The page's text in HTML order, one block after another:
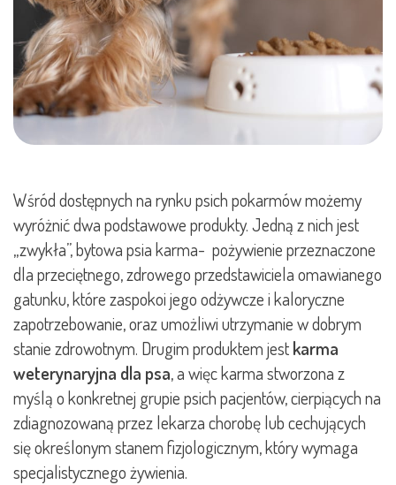
Wśród dostępnych na rynku psich pokarmów możemy
wyróżnić dwa podstawowe produkty. Jedną z nich jest
„zwykła”, bytowa psia karma- pożywienie przeznaczone
dla przeciętnego, zdrowego przedstawiciela omawianego
gatunku, które zaspokoi jego odżywcze i kaloryczne
zapotrzebowanie, oraz umożliwi utrzymanie w dobrym
stanie zdrowotnym. Drugim produktem jestkarma
weterynaryjna dla psa, a więc karma stworzona z
myślą o konkretnej grupie psich pacjentów, cierpiących na
zdiagnozowaną przez lekarza chorobę lub cechujących
się określonym stanem fizjologicznym, który wymaga
specjalistycznego żywienia.